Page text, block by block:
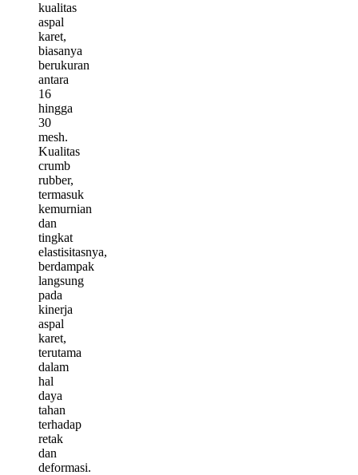
kualitas
aspal
karet,
biasanya
berukuran
antara
16
hingga
30
mesh.
Kualitas
crumb
rubber,
termasuk
kemurnian
dan
tingkat
elastisitasnya,
berdampak
langsung
pada
kinerja
aspal
karet,
terutama
dalam
hal
daya
tahan
terhadap
retak
dan
deformasi.